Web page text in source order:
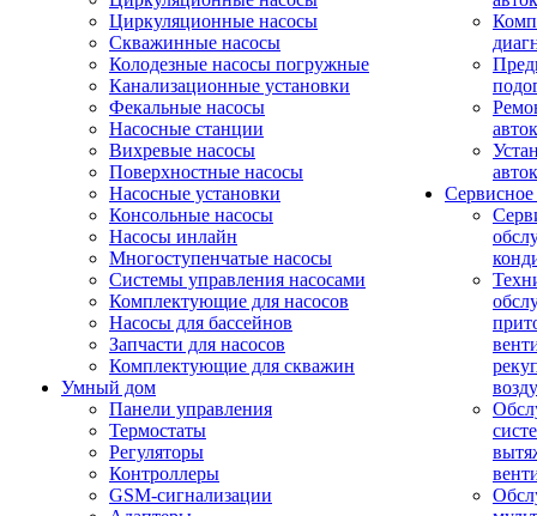
Циркуляционные насосы
Скважинные насосы
Колодезные насосы погружные
Канализационные установки
Фекальные насосы
Насосные станции
Вихревые насосы
Поверхностные насосы
Насосные установки
Консольные насосы
Насосы инлайн
Многоступенчатые насосы
Системы управления насосами
Комплектующие для насосов
Насосы для бассейнов
Запчасти для насосов
Комплектующие для скважин
Умный дом
Панели управления
Термостаты
Регуляторы
Контроллеры
GSM-сигнализации